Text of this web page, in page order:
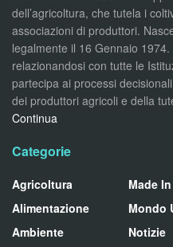
dell’agricoltura, che tutela i
associazioni di produttori.
legalmente il 16 Gennaio
relazionandosi con tutte le
partecipa ai processi
dei produttori agricoli e della
Continua
Categorie
Agricoltura
Alimentazione
Ambiente
Made
Mondo
Notizie